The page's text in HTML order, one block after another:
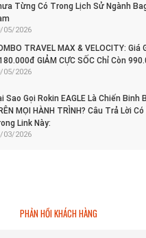
Từng Có Trong Lịch Sử Ngành
05/2026
TRAVEL MAX & VELOCITY: Giá
GIẢM CỰC SỐC Chỉ Còn
05/2026
Sao Gọi Rokin EAGLE Là Chiến Binh
MỌI HÀNH TRÌNH? Câu Trả Lời
Link Này:
03/2026
PHẢN HỒI KHÁCH HÀNG